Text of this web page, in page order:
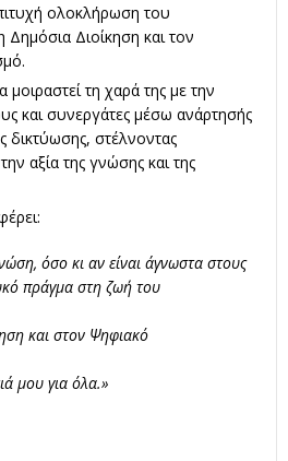
ολοκλήρωση του
Διοίκηση και τον
τη χαρά της με την
και συνεργάτες μέσω ανάρτησής
δικτύωσης, στέλνοντας
αξία της γνώσης και της
όσο κι αν είναι άγνωστα στους
πράγμα στη ζωή του
και στον Ψηφιακό
μου για όλα.»